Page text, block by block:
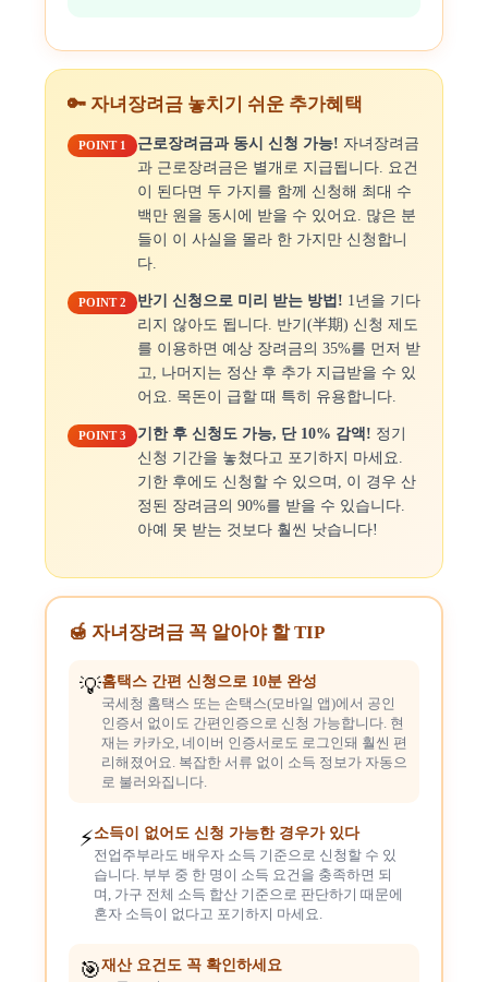
🔑 자녀장려금 놓치기 쉬운 추가혜택
POINT 1 근로장려금과 동시 신청 가능! 자녀장려금
과 근로장려금은 별개로 지급됩니다. 요건
이 된다면 두 가지를 함께 신청해 최대 수
백만 원을 동시에 받을 수 있어요. 많은 분
들이 이 사실을 몰라 한 가지만 신청합니
다.
POINT 2 반기 신청으로 미리 받는 방법! 1년을 기다
리지 않아도 됩니다. 반기(半期) 신청 제도
를 이용하면 예상 장려금의 35%를 먼저 받
고, 나머지는 정산 후 추가 지급받을 수 있
어요. 목돈이 급할 때 특히 유용합니다.
POINT 3 기한 후 신청도 가능, 단 10% 감액! 정기
신청 기간을 놓쳤다고 포기하지 마세요.
기한 후에도 신청할 수 있으며, 이 경우 산
정된 장려금의 90%를 받을 수 있습니다.
아예 못 받는 것보다 훨씬 낫습니다!
🍯 자녀장려금 꼭 알아야 할 TIP
💡홈택스 간편 신청으로 10분 완성
국세청 홈택스 또는 손택스(모바일 앱)에서 공인
인증서 없이도 간편인증으로 신청 가능합니다. 현
재는 카카오, 네이버 인증서로도 로그인돼 훨씬 편
리해졌어요. 복잡한 서류 없이 소득 정보가 자동으
로 불러와집니다.
⚡소득이 없어도 신청 가능한 경우가 있다
전업주부라도 배우자 소득 기준으로 신청할 수 있
습니다. 부부 중 한 명이 소득 요건을 충족하면 되
며, 가구 전체 소득 합산 기준으로 판단하기 때문에
혼자 소득이 없다고 포기하지 마세요.
🎯재산 요건도 꼭 확인하세요